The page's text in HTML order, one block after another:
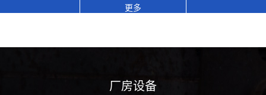
山牌”压铸机自1995年荣获宁波市名牌产品称号以来，已发展到两
更多
厂房设备